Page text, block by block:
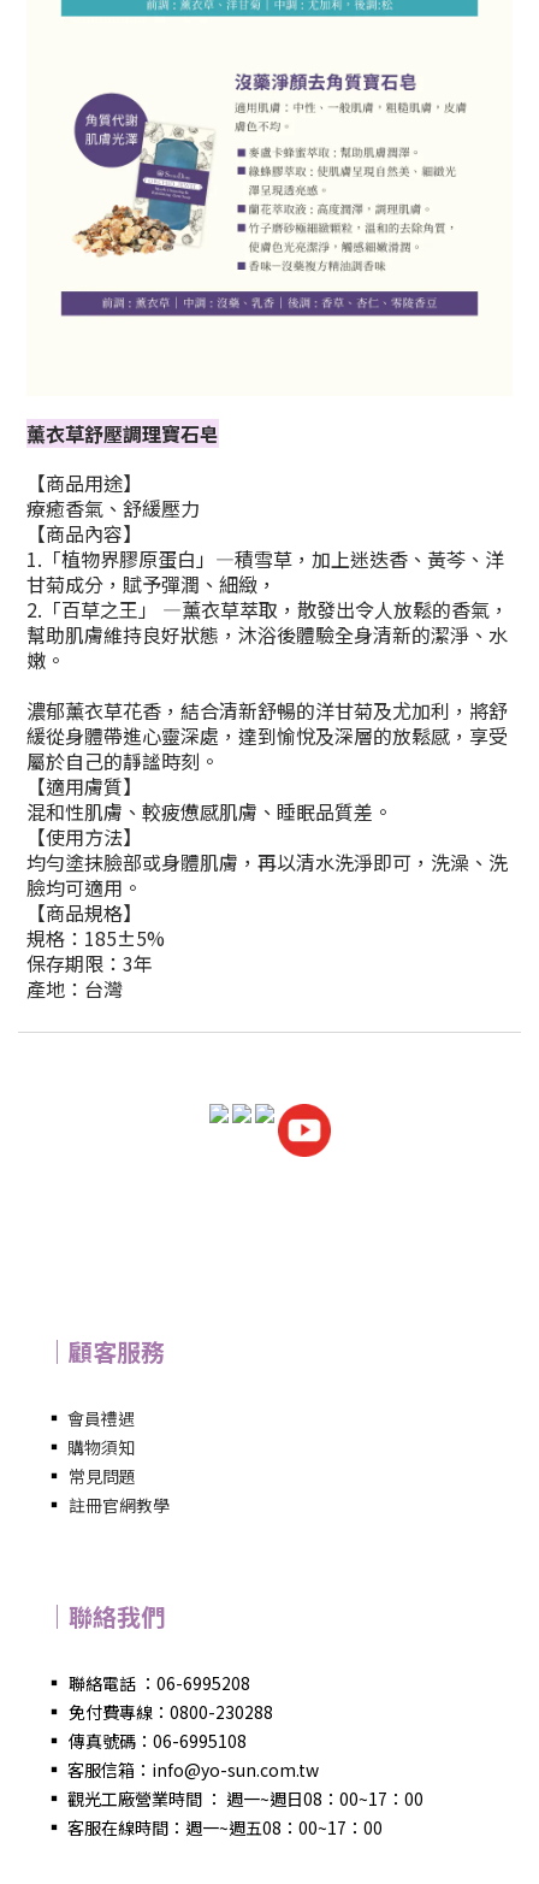
薰衣草舒壓調理寶石皂
【商品用途】
療癒香氣、舒緩壓力
【商品內容】
1.「植物界膠原蛋白」—積雪草，加上迷迭香、黃芩、洋
甘菊成分，賦予彈潤、細緻，
2.「百草之王」 —薰衣草萃取，散發出令人放鬆的香氣，
幫助肌膚維持良好狀態，沐浴後體驗全身清新的潔淨、水
嫩。
濃郁薰衣草花香，結合清新舒暢的洋甘菊及尤加利，將舒
緩從身體帶進心靈深處，達到愉悅及深層的放鬆感，享受
屬於自己的靜謐時刻。
【適用膚質】
混和性肌膚、較疲憊感肌膚、睡眠品質差。
【使用方法】
均勻塗抹臉部或身體肌膚，再以清水洗淨即可，洗澡、洗
臉均可適用。
【商品規格】
規格：185±5%
保存期限：3年
產地：台灣
｜顧客服務
▪ 會員禮遇
▪ 購物須知
▪ 常見問題
▪ 註冊官網教學
｜聯絡我們
▪ 聯絡電話 ：06-6995208
▪ 免付費專線：0800-230288
▪ 傳真號碼：06-6995108
▪ 客服信箱：info@yo-sun.com.tw
▪ 觀光工廠營業時間 ： 週一~週日08：00~17：00
▪ 客服在線時間：週一~週五08：00~17：00